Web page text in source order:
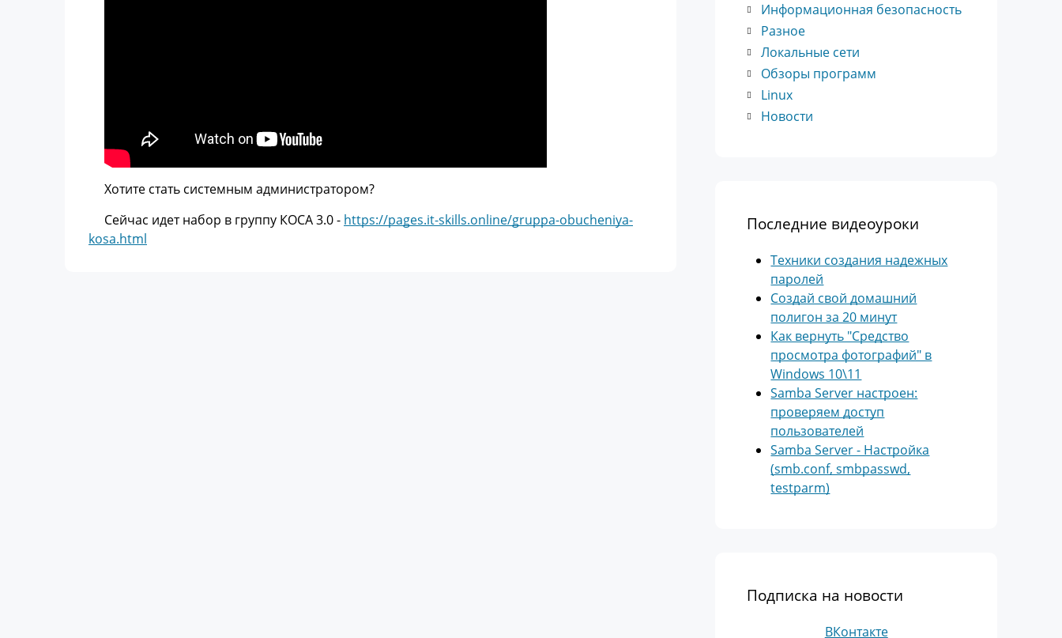
Хотите стать системным администратором?
Сейчас идет набор в группу КОСА 3.0 - https://pages.it-skills.online/gruppa-obucheniya-
kosa.html
Информационная безопасность
Разное
Локальные сети
Обзоры программ
Linux
Новости
Последние видеоуроки
Техники создания надежных
паролей
Создай свой домашний
полигон за 20 минут
Как вернуть "Средство
просмотра фотографий" в
Windows 10\11
Samba Server настроен:
проверяем доступ
пользователей
Samba Server - Настройка
(smb.conf, smbpasswd,
testparm)
Подписка на новости
ВКонтакте